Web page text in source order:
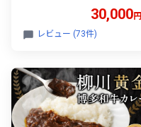
うなぎ せいろ蒸し 鰻 せい
ろ 蒸し ウナギ unagi 福岡
30,000円
レビュー (73件)